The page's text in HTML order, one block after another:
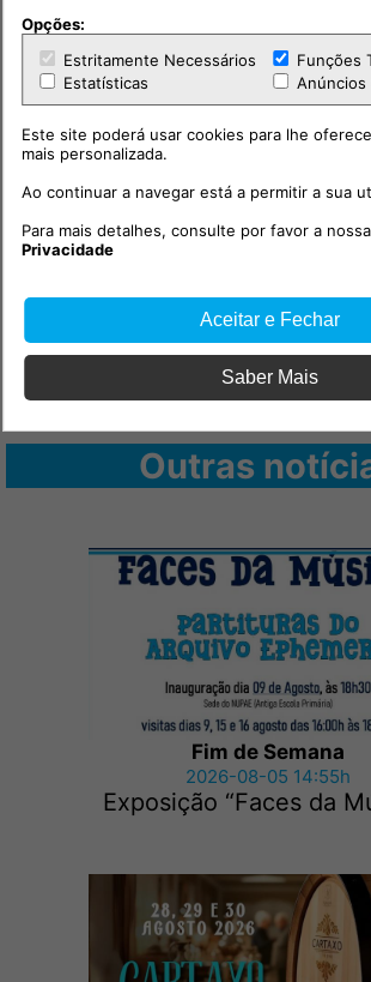
Outras
Fim de Semana
2026-08-05 14:55h
Exposição “Faces da
Opções:
Estritamente Necessários
Funções
Estatísticas
Anúncios
Este site poderá usar cookies para lhe
mais personalizada.
Ao continuar a navegar está a permitir a sua
Para mais detalhes, consulte por favor a
Privacidade
Aceitar e Fechar
Saber Mais